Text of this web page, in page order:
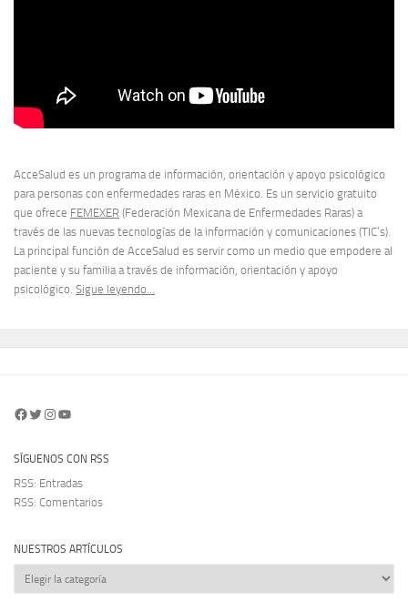
AcceSalud es un programa de información, orientación y apoyo psicológico
para personas con enfermedades raras en México. Es un servicio gratuito
que ofrece FEMEXER (Federación Mexicana de Enfermedades Raras) a
través de las nuevas tecnologías de la información y comunicaciones (TIC’s).
La principal función de AcceSalud es servir como un medio que empodere al
paciente y su familia a través de información, orientación y apoyo
psicológico. Sigue leyendo…
Facebook
Twitter
Instagram
YouTube
SÍGUENOS CON RSS
RSS: Entradas
RSS: Comentarios
NUESTROS ARTÍCULOS
Nuestros
artículos